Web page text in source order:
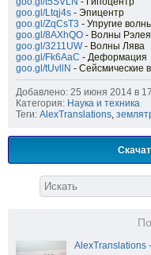
goo.gl/Ltqj4s - Эпицентр
goo.gl/ZqCsT3 - Упругие
goo.gl/8AXhQO - Волны Рэлея
goo.gl/3211UW- Волны Лява
goo.gl/Fk6AaC - Деформация
goo.gl/tUvllN - Сейсмические
Добавлено: 25 июня 2014 в
Категория: Наука и техника
Теги: AlexTranslations,
AlexTranslations